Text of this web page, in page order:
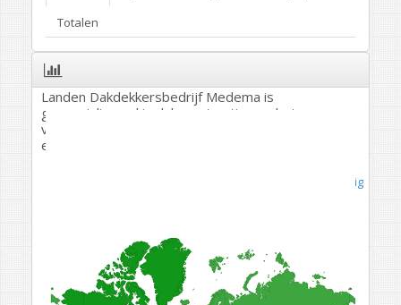
Totalen
Landen Dakdekkersbedrijf Medema is
gespecialiseerd in dakconstructies en het
vakkundig aanbrengen van dakbedekking, lood
en zinkwerk. Gratis dakinspectie.
Overig